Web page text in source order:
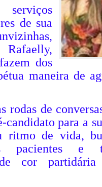
de sua
Rafaelly,
dos
maneira de
rodas de
candidato para a
ritmo de vida,
pacientes e
de cor